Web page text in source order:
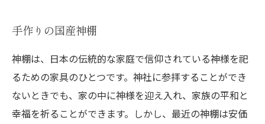
手作りの国産神棚
神棚は、日本の伝統的な家庭で信仰されている神様を祀
るための家具のひとつです。神社に参拝することができ
ないときでも、家の中に神様を迎え入れ、家族の平和と
幸福を祈ることができます。しかし、最近の神棚は安価